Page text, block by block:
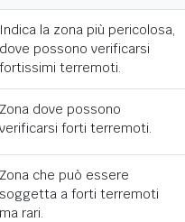
Indica la zona più pericolosa,
dove possono verificarsi
fortissimi terremoti.
Zona dove possono
verificarsi forti terremoti.
Zona che può essere
soggetta a forti terremoti
ma rari.